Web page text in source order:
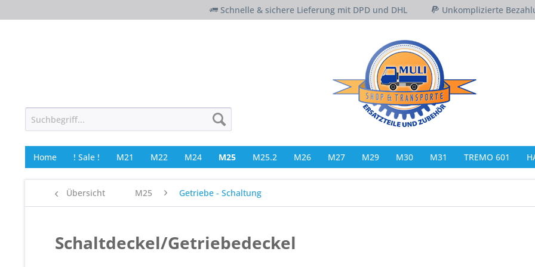
Schnelle & sichere Lieferung mit DPD und DHL Unkomplizierte
Home ! Sale ! M21 M22 M24 M25 M25.2 M26 M27 M29 M30 M31 TREMO 601
Übersicht M25 Getriebe - Schaltung
Schaltdeckel/Getriebedeckel